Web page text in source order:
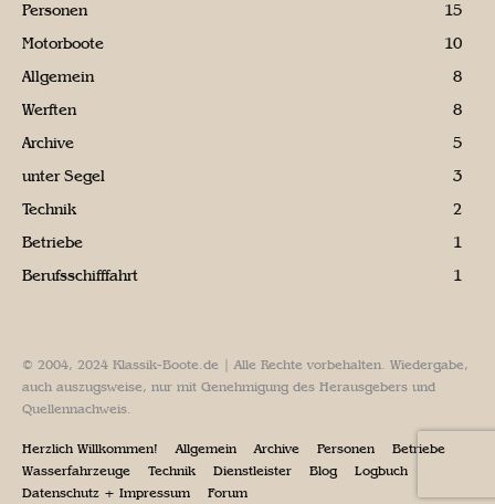
Personen
15
Motorboote
10
Allgemein
8
Werften
8
Archive
5
unter Segel
3
Technik
2
Betriebe
1
Berufsschifffahrt
1
© 2004, 2024 Klassik-Boote.de | Alle Rechte vorbehalten. Wiedergabe,
auch auszugsweise, nur mit Genehmigung des Herausgebers und
Quellennachweis.
Herzlich Willkommen! Allgemein Archive Personen
Betriebe
Wasserfahrzeuge
Technik Dienstleister Blog
Logbuch
Datenschutz + Impressum
Forum